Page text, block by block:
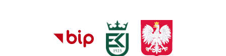
Przejdź do
głównego menu
Przejdź do treści
Przejdź do mapy
serwisu